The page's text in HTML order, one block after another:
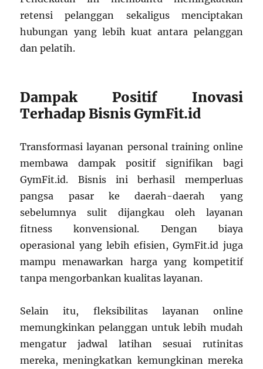
retensi pelanggan sekaligus menciptakan
hubungan yang lebih kuat antara pelanggan
dan pelatih.
Dampak Positif Inovasi
Terhadap Bisnis GymFit.id
Transformasi layanan personal training online
membawa dampak positif signifikan bagi
GymFit.id. Bisnis ini berhasil memperluas
pangsa pasar ke daerah-daerah yang
sebelumnya sulit dijangkau oleh layanan
fitness konvensional. Dengan biaya
operasional yang lebih efisien, GymFit.id juga
mampu menawarkan harga yang kompetitif
tanpa mengorbankan kualitas layanan.
Selain itu, fleksibilitas layanan online
memungkinkan pelanggan untuk lebih mudah
mengatur jadwal latihan sesuai rutinitas
mereka, meningkatkan kemungkinan mereka